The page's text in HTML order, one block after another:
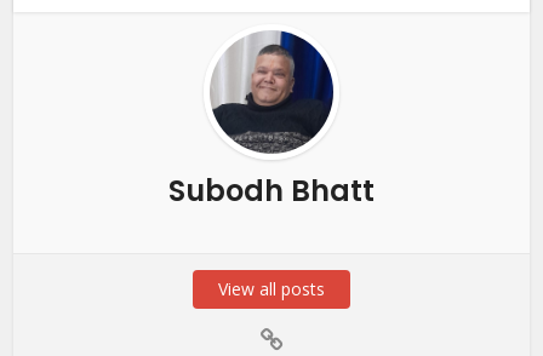
Subodh Bhatt
View all posts